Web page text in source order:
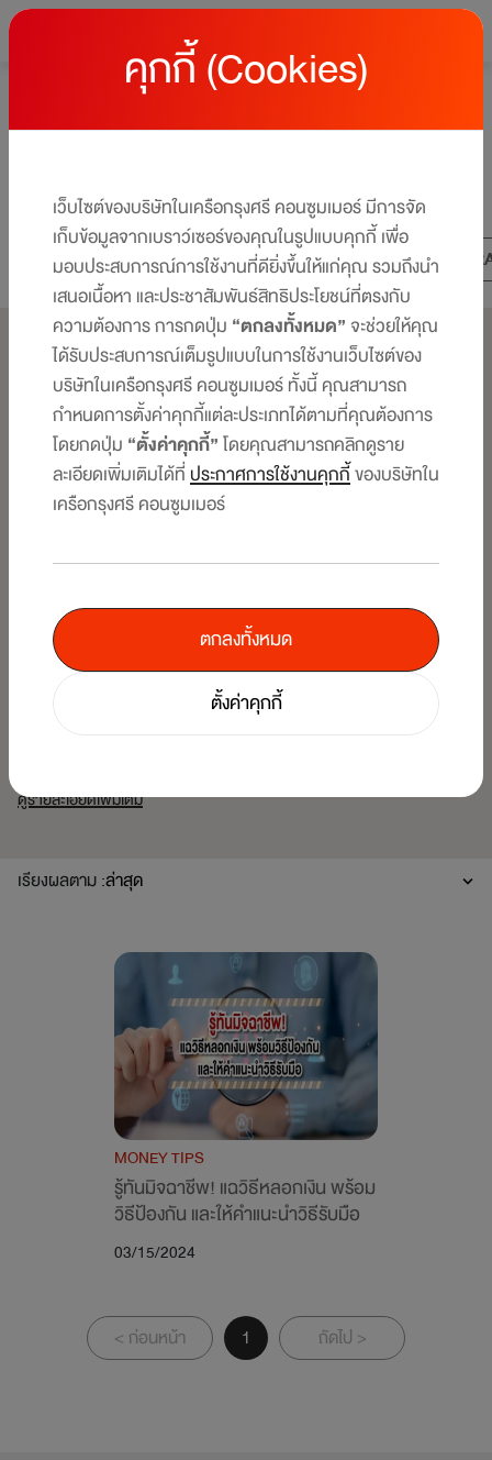
รวม Stories ที่สายช้อป กิน เที่ยว
ALL LIFESTYLE SHOPPING EAT-
MONEY TIPS03/01/2026
เคล็ดลับเลือกบัตรเครดิตใบแรกยังไง? ให้
ดูรายละเอียดเพิ่มเติม
เรียงผลตาม :
MONEY TIPS
รู้ทันมิจฉาชีพ! แฉวิธีหลอกเงิน พร้อม
วิธีป้องกัน และให้คำแนะนำวิธีรับมือ
03/15/2024
< ก่อนหน้า 1 ถัดไป >
คุกกี้ (Cookies)
เว็บไซต์ของบริษัทในเครือกรุงศรี คอนซูมเมอร์ มีการจัด
เก็บข้อมูลจากเบราว์เซอร์ของคุณในรูปแบบคุกกี้ เพื่อ
มอบประสบการณ์การใช้งานที่ดียิ่งขึ้นให้แก่คุณ รวมถึงนำ
เสนอเนื้อหา และประชาสัมพันธ์สิทธิประโยชน์ที่ตรงกับ
ความต้องการ การกดปุ่ม “ตกลงทั้งหมด”จะช่วยให้คุณ
ได้รับประสบการณ์เต็มรูปแบบในการใช้งานเว็บไซต์ของ
บริษัทในเครือกรุงศรี คอนซูมเมอร์ ทั้งนี้ คุณสามารถ
กำหนดการตั้งค่าคุกกี้แต่ละประเภทได้ตามที่คุณต้องการ
โดยกดปุ่ม “ตั้งค่าคุกกี้”โดยคุณสามารถคลิกดูราย
ละเอียดเพิ่มเติมได้ที่ ประกาศการใช้งานคุกกี้ของบริษัทใน
เครือกรุงศรี คอนซูมเมอร์
ตั้งค่าคุกกี้
ตกลงทั้งหมด